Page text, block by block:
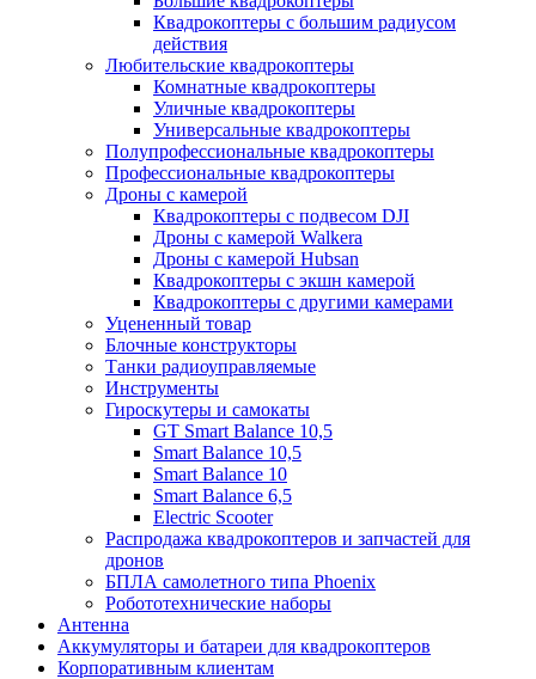
Квадрокоптеры с большим радиусом
действия
Любительские квадрокоптеры
Комнатные квадрокоптеры
Уличные квадрокоптеры
Универсальные квадрокоптеры
Полупрофессиональные квадрокоптеры
Профессиональные квадрокоптеры
Дроны с камерой
Квадрокоптеры с подвесом DJI
Дроны с камерой Walkera
Дроны с камерой Hubsan
Квадрокоптеры с экшн камерой
Квадрокоптеры с другими камерами
Уцененный товар
Блочные конструкторы
Танки радиоуправляемые
Инструменты
Гироскутеры и самокаты
GT Smart Balance 10,5
Smart Balance 10,5
Smart Balance 10
Smart Balance 6,5
Electric Scooter
Распродажа квадрокоптеров и запчастей для
дронов
БПЛА самолетного типа Phoenix
Робототехнические наборы
Антенна
Аккумуляторы и батареи для квадрокоптеров
Корпоративным клиентам